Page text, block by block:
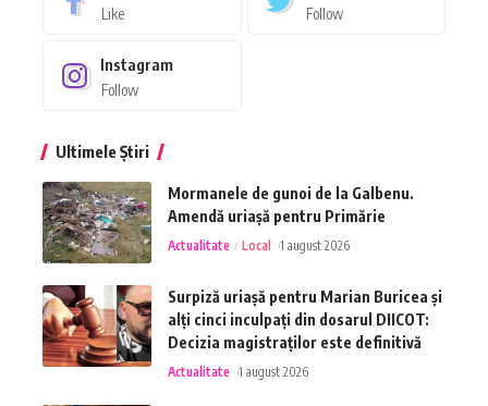
Like Follow
Instagram
Follow
Ultimele Știri
Mormanele de gunoi de la Galbenu.
Amendă uriașă pentru Primărie
Actualitate Local 1 august 2026
Surpiză uriașă pentru Marian Buricea și
alți cinci inculpați din dosarul DIICOT:
Decizia magistraților este definitivă
Actualitate 1 august 2026